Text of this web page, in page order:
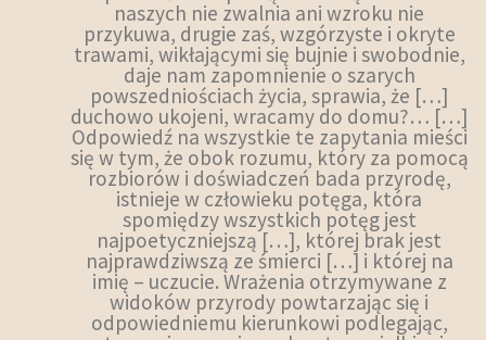
naszych nie zwalnia ani wzroku nie
przykuwa, drugie zaś, wzgórzyste i okryte
trawami, wikłającymi się bujnie i swobodnie,
daje nam zapomnienie o szarych
powszedniościach życia, sprawia, że […]
duchowo ukojeni, wracamy do domu?… […]
Odpowiedź na wszystkie te zapytania mieści
się w tym, że obok rozumu, który za pomocą
rozbiorów i doświadczeń bada przyrodę,
istnieje w człowieku potęga, która
spomiędzy wszystkich potęg jest
najpoetyczniejszą […], której brak jest
najprawdziwszą ze śmierci […] i której na
imię – uczucie. Wrażenia otrzymywane z
widoków przyrody powtarzając się i
odpowiedniemu kierunkowi podlegając,